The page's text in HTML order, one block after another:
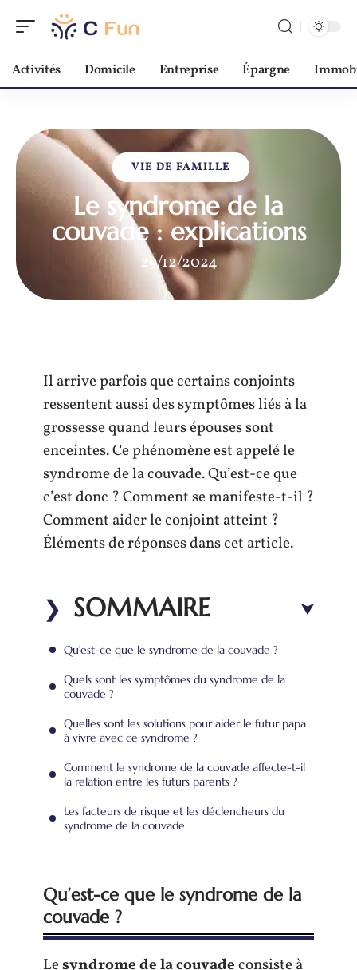
Activités Domicile Entreprise Épargne
VIE DE FAMILLE
Le syndrome de la
couvade : explications
29/12/2024
Il arrive parfois que certains conjoints
ressentent aussi des symptômes liés à la
grossesse quand leurs épouses sont
enceintes. Ce phénomène est appelé le
syndrome de la couvade. Qu’est-ce que
c’est donc ? Comment se manifeste-t-il ?
Comment aider le conjoint atteint ?
Éléments de réponses dans cet article.
SOMMAIRE
Qu’est-ce que le syndrome de la couvade ?
Quels sont les symptômes du syndrome de la
couvade ?
Quelles sont les solutions pour aider le futur papa
à vivre avec ce syndrome ?
Comment le syndrome de la couvade affecte-t-il
la relation entre les futurs parents ?
Les facteurs de risque et les déclencheurs du
syndrome de la couvade
Qu’est-ce que le syndrome de la
couvade ?
Lesyndrome de la couvadeconsiste à